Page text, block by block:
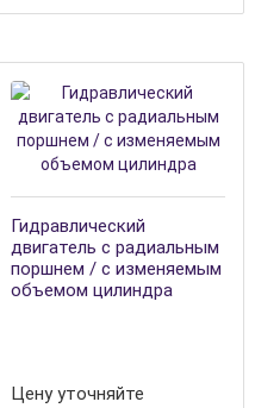
Гидравлический
двигатель с радиальным
поршнем / с изменяемым
объемом цилиндра
Цену уточняйте